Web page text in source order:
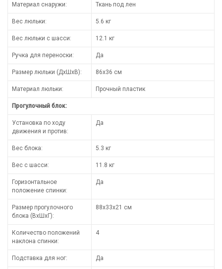
Материал снаружи: Ткань под лен
Вес люльки: 5.6 кг
Вес люльки с шасси: 12.1 кг
Ручка для переноски: Да
Размер люльки (ДхШхВ): 86х36 см
Материал люльки: Прочный пластик
Прогулочный блок:
Установка по ходу
движения и против:
Да
Вес блока: 5.3 кг
Вес с шасси: 11.8 кг
Горизонтальное
положение спинки:
Да
Размер прогулочного
блока (ВхШхГ):
88х33х21 см
Количество положений
наклона спинки:
4
Подставка для ног: Да